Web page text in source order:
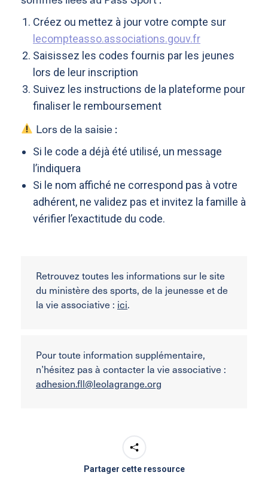
Créez ou mettez à jour votre compte sur
lecompteasso.associations.gouv.fr
Saisissez les codes fournis par les jeunes
lors de leur inscription
Suivez les instructions de la plateforme pour
finaliser le remboursement
Lors de la saisie :
Si le code a déjà été utilisé, un message
l’indiquera
Si le nom affiché ne correspond pas à votre
adhérent, ne validez pas et invitez la famille à
vérifier l’exactitude du code.
Retrouvez toutes les informations sur le site
du ministère des sports, de la jeunesse et de
la vie associative : ici.
Pour toute information supplémentaire,
n’hésitez pas à contacter la vie associative :
adhesion.fll@leolagrange.org
Partager cette ressource